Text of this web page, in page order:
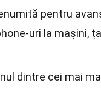
pentru
uri la mașini,
dintre cei mai